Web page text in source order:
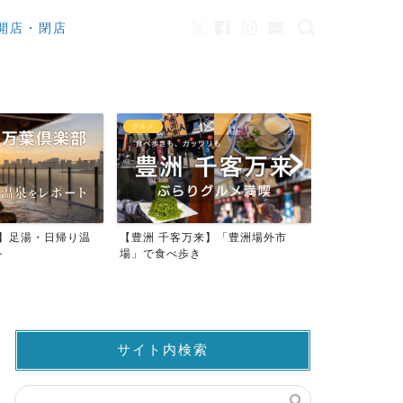
店・閉店
温
【豊洲 千客万来】「豊洲場外市
場」で食べ歩き
カフェ
ワンちゃんOK！豊洲のカ
サイト内検索